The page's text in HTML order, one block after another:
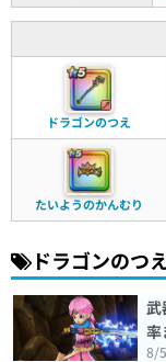
ドラゴンのつえ
たいようのかんむり
ドラゴンのつ
武
率
8/